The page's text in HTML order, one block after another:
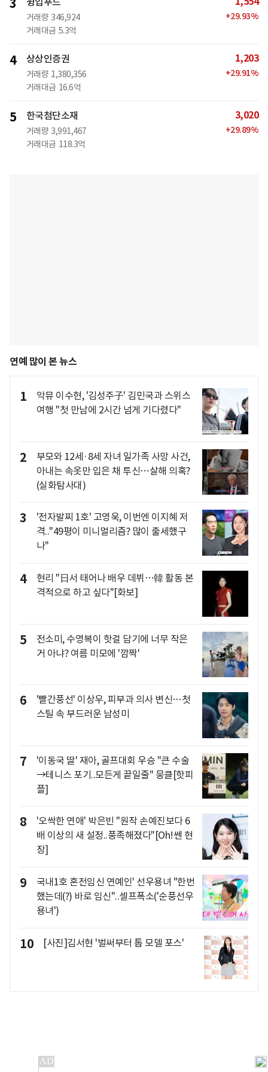
3
거래량 346,924
거래대금 5.3억
+29.93%
4 상상인증권
거래량 1,380,356
거래대금 16.6억
1,203
+29.91%
5 한국첨단소재
거래량 3,991,467
거래대금 118.3억
3,020
+29.89%
연예 많이 본 뉴스
1
악뮤 이수현, '김성주子' 김민국과 스위스
여행 "첫 만남에 2시간 넘게 기다렸다"
2
부모와 12세·8세 자녀 일가족 사망 사건,
아내는 속옷만 입은 채 투신…살해 의혹?
(실화탐사대)
3
'전자발찌 1호' 고영욱, 이번엔 이지혜 저
격.."49평이 미니멀리즘? 많이 출세했구
나"
4
현리 "日서 태어나 배우 데뷔…韓 활동 본
격적으로 하고 싶다"[화보]
5
전소미, 수영복이 핫걸 담기에 너무 작은
거 아냐? 여름 미모에 '깜짝'
6
'빨간풍선' 이상우, 피부과 의사 변신…첫
스틸 속 부드러운 남성미
7
'이동국 딸' 재아, 골프대회 우승 "큰 수술
→테니스 포기..모든게 끝일줄" 뭉클[핫피
플]
8
'오싹한 연애' 박은빈 "원작 손예진보다 6
배 이상의 새 설정..풍족해졌다"[Oh!쎈 현
장]
9
국내1호 혼전임신 연예인' 선우용녀 "한번
했는데(?) 바로 임신"..셀프폭소('순풍선우
용녀')
10 [사진]김서현 '벌써부터 톱 모델 포스'